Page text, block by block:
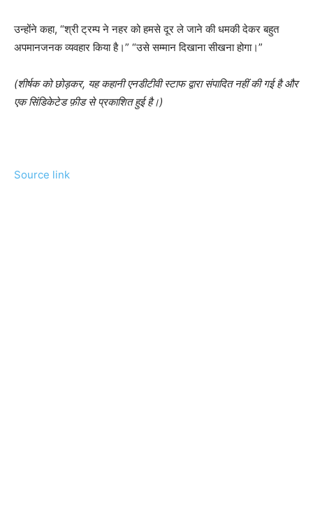
उन्होंने कहा, “श्री ट्रम्प ने नहर को हमसे दूर ले जाने की धमकी देकर बहुत
अपमानजनक व्यवहार किया है।” “उसे सम्मान दिखाना सीखना होगा।”
(शीर्षक को छोड़कर, यह कहानी एनडीटीवी स्टाफ द्वारा संपादित नहीं की गई है और
एक सिंडिकेटेड फ़ीड से प्रकाशित हुई है।)
Source link